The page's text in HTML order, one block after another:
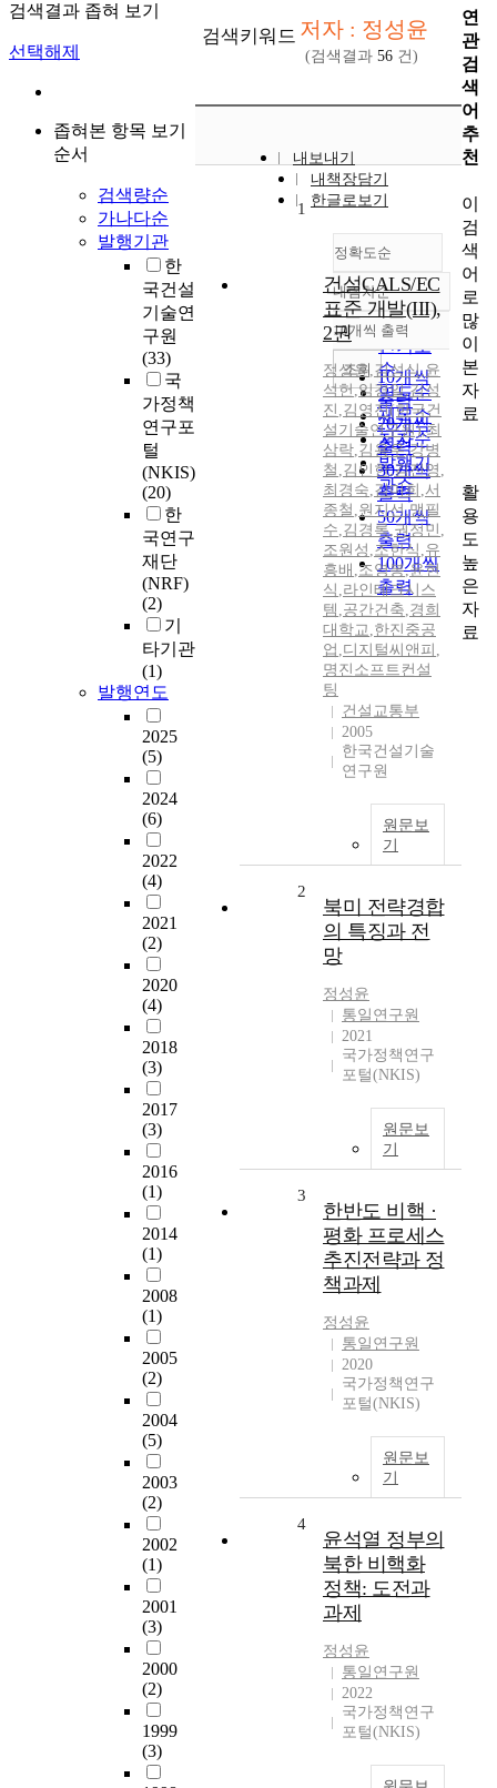
검색결과 좁혀 보기
선택해제
좁혀본 항목 보기
순서
검색량순
가나다순
발행기관
한
국건설
기술연
구원
(33)
국
가정책
연구포
털
(NKIS)
(20)
한
국연구
재단
(NRF)
(2)
기
타기관
(1)
발행연도
2025
(5)
2024
(6)
2022
(4)
2021
(2)
2020
(4)
2018
(3)
2017
(3)
2016
(1)
2014
(1)
2008
(1)
2005
(2)
2004
(5)
2003
(2)
2002
(1)
2001
(3)
2000
(2)
1999
(3)
검색키워드 저자 : 정성윤
(검색결과 56 건)
내보내기
내책장담기
한글로보기
정확도순
정확도
순
인기도
순
연도순
제목순
저자순
발행기
관순
내림차순
내림차순
10개씩 출력
10개씩
출력
20개씩
출력
30개씩
출력
50개씩
출력
100개씩
출력
조회
1
건설CALS/EC
표준 개발(III),
2권
정성윤,김성식,윤
석헌,임경일,김성
진 ,김영진(한국건
설기술연구원),최
삼락,김용우,강병
철 ,김인한,김진영 ,
최경숙,김미희 ,서
종철 ,원지선,맹필
수,김경록,권정민 ,
조원성 ,조한식 ,유
흥배 ,조영봉,윤현
식 ,라인테크시스
템 ,공간건축,경희
대학교,한진중공
업 ,디지털씨앤피 ,
명진소프트컨설
팅
건설교통부
2005
한국건설기술
연구원
원문보
기
2
북미 전략경합
의 특징과 전
망
정성윤
통일연구원
2021
국가정책연구
포털(NKIS)
원문보
기
3
한반도 비핵 ·
평화 프로세스
추진전략과 정
책과제
정성윤
통일연구원
2020
국가정책연구
포털(NKIS)
원문보
기
4
윤석열 정부의
북한 비핵화
정책: 도전과
과제
정성윤
통일연구원
2022
국가정책연구
포털(NKIS)
연
관
검
색
어
추
천
이
검
색
어
로
많
이
본
자
료
활
용
도
높
은
자
료